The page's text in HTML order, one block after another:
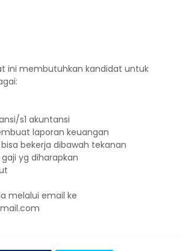
ini membutuhkan kandidat untuk
s1 akuntansi
laporan keuangan
bekerja dibawah tekanan
yg diharapkan
melalui email ke